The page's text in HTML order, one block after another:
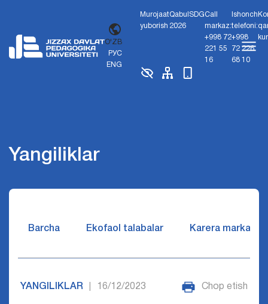
O'ZB
РУС
ENG
Murojaat
yuborish
Qabul
2026
SDGCall
markaz:
+998 72
221 55
16
Ishonch
telefoni:
+998
72 226
68 10
Yangiliklar
Barcha Ekofaol talabalar Karera markazi
YANGILIKLAR 16/12/2023 Chop etish